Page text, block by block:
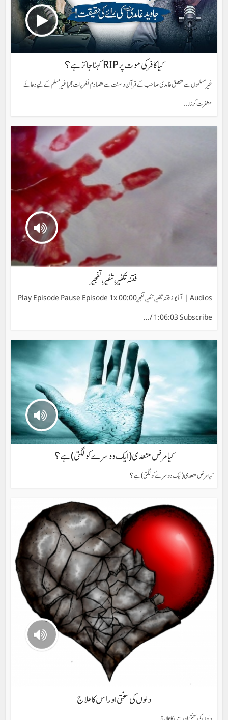
کیا کافر کی موت پر RIP کہنا جائز ہے؟
غیر مسلموں سے متعلق غامدی صاحب کے قرآن و سنت سے متصادم نظریات! کیا غیر مسلم کےلیے دعائے
مغفرت کرنا...
فتنہ تکفیر، تنفیر، تفجیر
Audios | آڈیوز فتنہ تکفیر، تنفیر، تفجیر Play Episode Pause Episode 1x 00:00
/ 1:06:03 Subscribe...
کیا مرض متعدی(ایک دوسرے کو لگتی) ہے؟
کیا مرض متعدی(ایک دوسرے کو لگتی) ہے؟
دلوں کی سختی اور اس کا علاج